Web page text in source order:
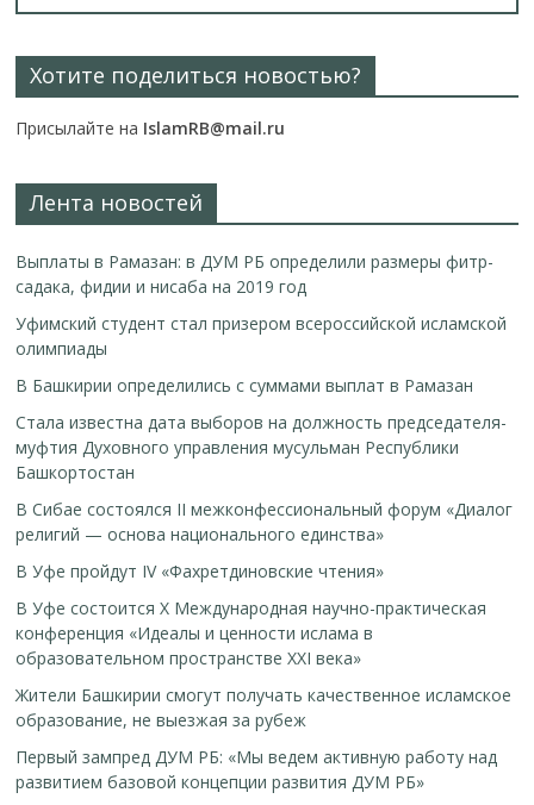
Хотите поделиться новостью?
Присылайте на IslamRB@mail.ru
Лента новостей
Выплаты в Рамазан: в ДУМ РБ определили размеры фитр-
садака, фидии и нисаба на 2019 год
Уфимский студент стал призером всероссийской исламской
олимпиады
В Башкирии определились с суммами выплат в Рамазан
Стала известна дата выборов на должность председателя-
муфтия Духовного управления мусульман Республики
Башкортостан
В Сибае состоялся II межконфессиональный форум «Диалог
религий — основа национального единства»
В Уфе пройдут IV «Фахретдиновские чтения»
В Уфе состоится Х Международная научно-практическая
конференция «Идеалы и ценности ислама в
образовательном пространстве XXI века»
Жители Башкирии смогут получать качественное исламское
образование, не выезжая за рубеж
Первый зампред ДУМ РБ: «Мы ведем активную работу над
развитием базовой концепции развития ДУМ РБ»